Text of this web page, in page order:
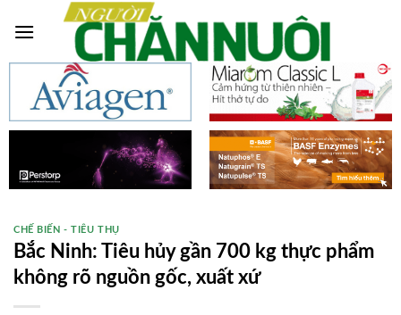
CHẾ BIẾN - TIÊU THỤ
Bắc Ninh: Tiêu hủy gần 700 kg thực phẩm
không rõ nguồn gốc, xuất xứ